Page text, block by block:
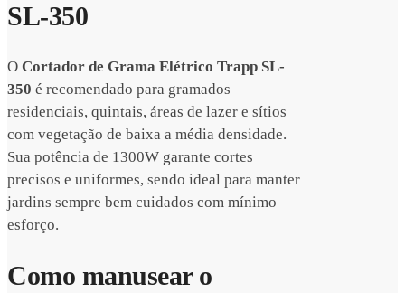
SL-350
O Cortador de Grama Elétrico Trapp SL-
350 é recomendado para gramados
residenciais, quintais, áreas de lazer e sítios
com vegetação de baixa a média densidade.
Sua potência de 1300W garante cortes
precisos e uniformes, sendo ideal para manter
jardins sempre bem cuidados com mínimo
esforço.
Como manusear o